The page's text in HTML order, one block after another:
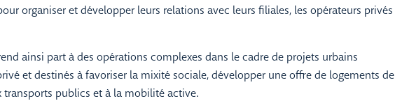
organiser et développer leurs relations avec leurs filiales, les opérateurs privés
ainsi part à des opérations complexes dans le cadre de projets urbains
et destinés à favoriser la mixité sociale, développer une offre de logements de
publics et à la mobilité active.